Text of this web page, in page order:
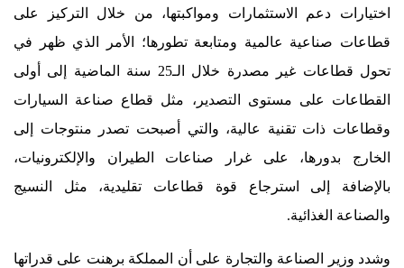
اختيارات دعم الاستثمارات ومواكبتها، من خلال التركيز على
قطاعات صناعية عالمية ومتابعة تطورها؛ الأمر الذي ظهر في
تحول قطاعات غير مصدرة خلال الـ25 سنة الماضية إلى أولى
القطاعات على مستوى التصدير، مثل قطاع صناعة السيارات
وقطاعات ذات تقنية عالية، والتي أصبحت تصدر منتوجات إلى
الخارج بدورها، على غرار صناعات الطيران والإلكترونيات،
بالإضافة إلى استرجاع قوة قطاعات تقليدية، مثل النسيج
والصناعة الغذائية.
وشدد وزير الصناعة والتجارة على أن المملكة برهنت على قدراتها